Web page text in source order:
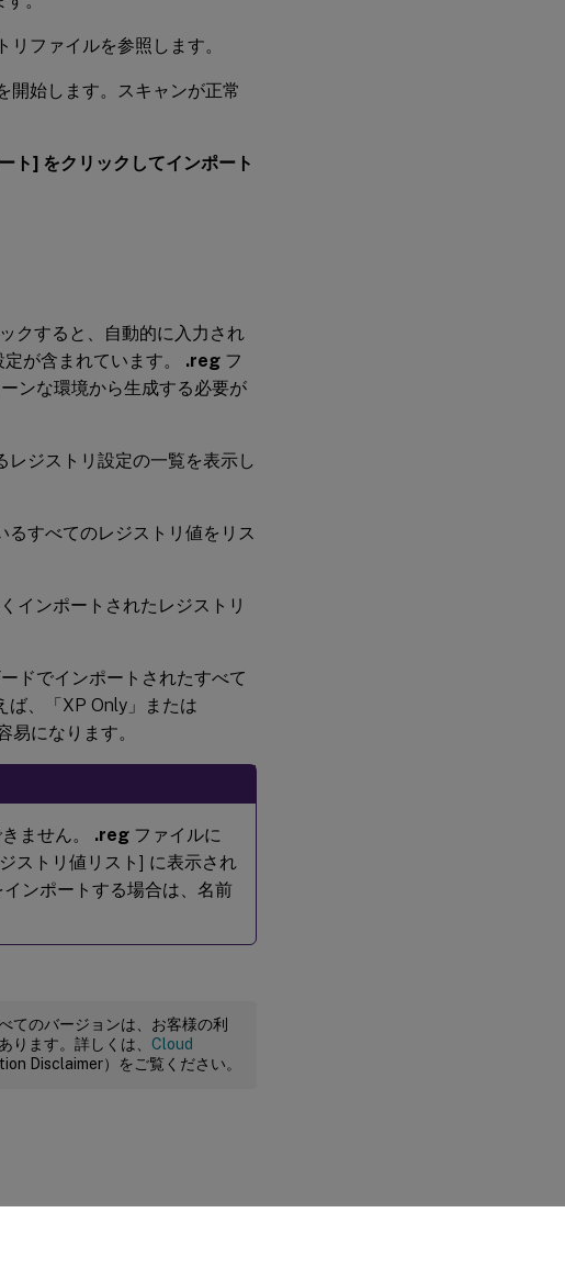
ファイルを参照します。
開始します。スキャンが正常
ト] をクリックしてインポート
クすると、自動的に入力され
が含まれています。 .reg フ
ンな環境から生成する必要が
ジストリ設定の一覧を表示し
るすべてのレジストリ値をリス
インポートされたレジストリ
ドでインポートされたすべて
ば、「XP Only」または
易になります。
ません。 .reg ファイルに
ストリ値リスト] に表示され
ンポートする場合は、名前
てのバージョンは、お客様の利
ります。詳しくは、 Cloud
Disclaimer）をご覧ください。